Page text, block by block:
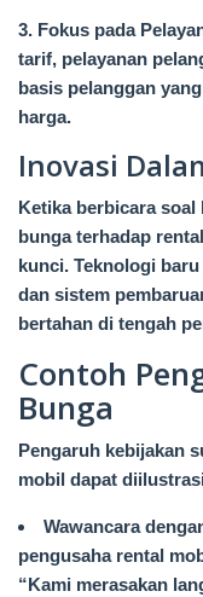
3. Fokus pada
tarif, pelayanan
basis pelanggan
harga.
Inovasi
Ketika berbicara
bunga terhadap
kunci. Teknologi
dan sistem
bertahan di tengah
Contoh
Bunga
Pengaruh kebijakan
mobil dapat
Wawancara
pengusaha rental
“Kami merasakan